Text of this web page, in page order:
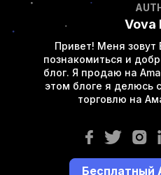
Vova
Привет! Меня зовут
познакомиться и
блог. Я продаю на
этом блоге я делюсь
торговлю на
Бесплатный